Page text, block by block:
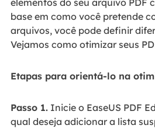
base em como você pretende
arquivos, você pode definir
Vejamos como otimizar seus
Etapas para orientá-lo na
Passo 1.Inicie o EaseUS PDF
qual deseja adicionar a lista